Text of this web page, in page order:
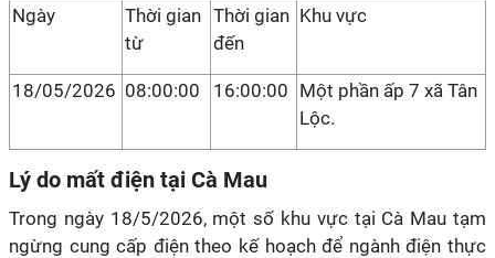
Ngày
Thời gian
từ
Thời gian
đến
Khu vực
18/05/2026 08:00:00 16:00:00 Một phần ấp 7 xã Tân
Lộc.
Lý do mất điện tại Cà Mau
Trong ngày 18/5/2026, một số khu vực tại Cà Mau tạm
ngừng cung cấp điện theo kế hoạch để ngành điện thực